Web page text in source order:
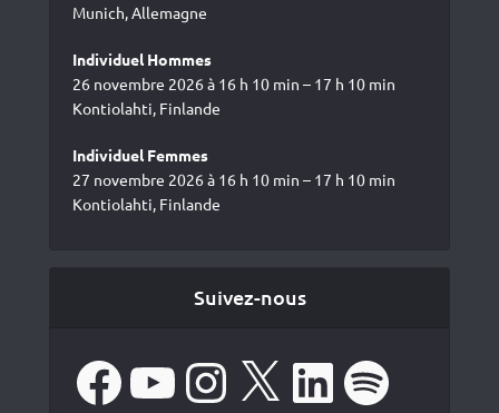
Munich, Allemagne
Individuel Hommes
26 novembre 2026 à 16 h 10 min – 17 h 10 min
Kontiolahti, Finlande
Individuel Femmes
27 novembre 2026 à 16 h 10 min – 17 h 10 min
Kontiolahti, Finlande
Suivez-nous
FacebookYouTube Instagram LinkedIn Spotify